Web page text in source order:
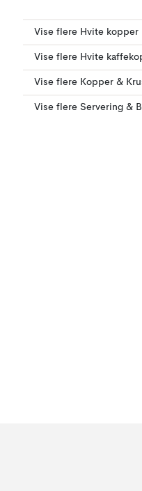
Vise flere Hvite kopper
Vise flere Hvite
Vise flere Kopper &
Vise flere Servering &